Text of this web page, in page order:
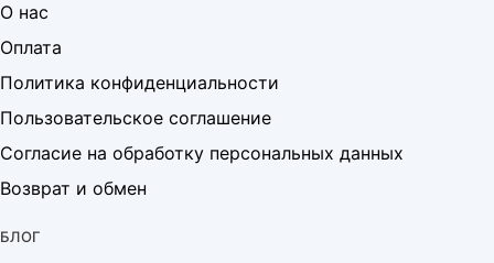
О нас
Оплата
Политика конфиденциальности
Пользовательское соглашение
Согласие на обработку персональных данных
Возврат и обмен
БЛОГ